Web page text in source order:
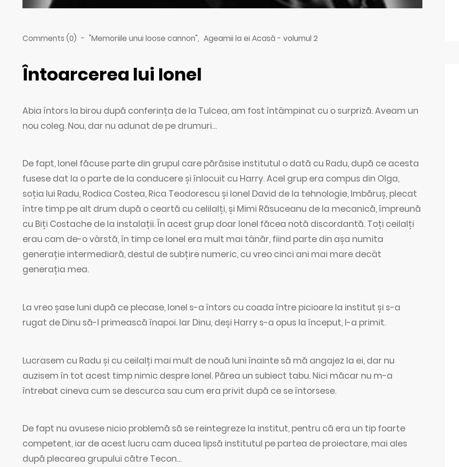
Comments (0) - "Memoriile unui loose cannon", Ageamii la ei Acasă - volumul 2
Întoarcerea lui Ionel
Abia întors la birou după conferința de la Tulcea, am fost întâmpinat cu o surpriză. Aveam un
nou coleg. Nou, dar nu adunat de pe drumuri…
De fapt, Ionel făcuse parte din grupul care părăsise institutul o dată cu Radu, după ce acesta
fusese dat la o parte de la conducere și înlocuit cu Harry. Acel grup era compus din Olga,
soția lui Radu, Rodica Costea, Rica Teodorescu și Ionel David de la tehnologie, Imbăruș, plecat
între timp pe alt drum după o ceartă cu celilalți, și Mimi Răsuceanu de la mecanică, împreună
cu Biți Costache de la instalații. În acest grup doar Ionel făcea notă discordantă. Toți ceilalți
erau cam de-o vârstă, în timp ce Ionel era mult mai tânăr, fiind parte din așa numita
generație intermediară, destul de subțire numeric, cu vreo cinci ani mai mare decât
generația mea.
La vreo șase luni după ce plecase, Ionel s-a întors cu coada între picioare la institut și s-a
rugat de Dinu să-l primească înapoi. Iar Dinu, deși Harry s-a opus la început, l-a primit.
Lucrasem cu Radu și cu ceilalți mai mult de nouă luni înainte să mă angajez la ei, dar nu
auzisem în tot acest timp nimic despre Ionel. Părea un subiect tabu. Nici măcar nu m-a
întrebat cineva cum se descurca sau cum era privit după ce se întorsese.
De fapt nu avusese nicio problemă să se reintegreze la institut, pentru că era un tip foarte
competent, iar de acest lucru cam ducea lipsă institutul pe partea de proiectare, mai ales
după plecarea grupului către Tecon…